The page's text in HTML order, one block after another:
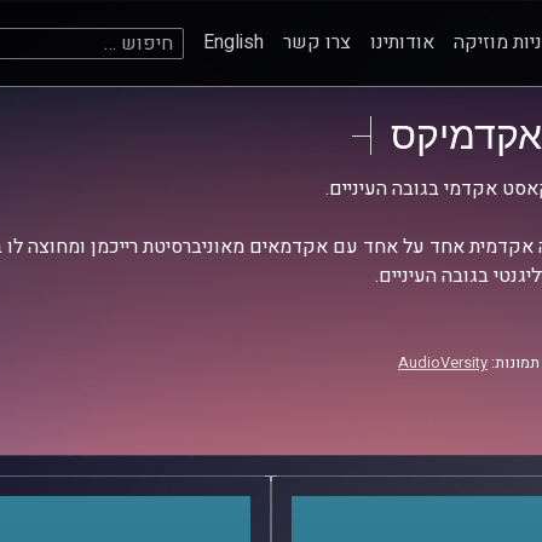
מוזיקה אודותינו צרו קשר English חיפוש:
אקדמיקס
אקדמי בגובה העיניים.
אקדמית אחד על אחד עם אקדמאים מאוניברסיטת רייכמן ומחוצה לו
בגובה העיניים.
AudioVersity